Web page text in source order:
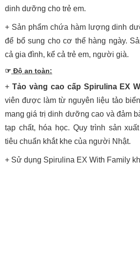
dinh dưỡng cho trẻ em.
+ Sản phẩm chứa hàm lượng dinh
để bổ sung cho cơ thể hàng ngày.
cả gia đình, kể cả trẻ em, người già.
☞ Độ an toàn:
+ Tảo vàng cao cấp Spirulina EX
viên được làm từ nguyên liệu tảo
mang giá trị dinh dưỡng cao và đảm
tạp chất, hóa học. Quy trình sản
tiêu chuẩn khắt khe của người Nhật.
+ Sử dụng Spirulina EX With Family